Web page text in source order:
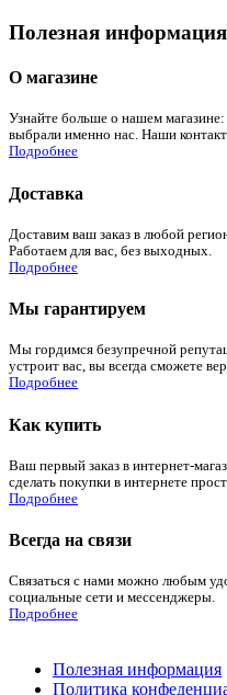
Полезная информация
О магазине
Узнайте больше о нашем
выбрали именно нас. Наши
Подробнее
Доставка
Доставим ваш заказ в любой
Работаем для вас, без выходных.
Подробнее
Мы гарантируем
Мы гордимся безупречной
устроит вас, вы всегда сможете
Подробнее
Как купить
Ваш первый заказ в интернет-
сделать покупки в интернете
Подробнее
Всегда на связи
Связаться с нами можно любым
социальные сети и мессенджеры.
Подробнее
Полезная информация
Политика